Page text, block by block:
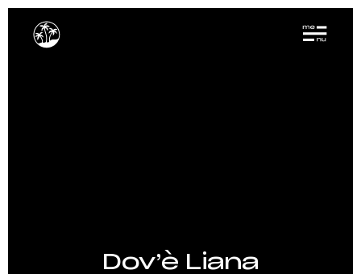
Dov’è Liana